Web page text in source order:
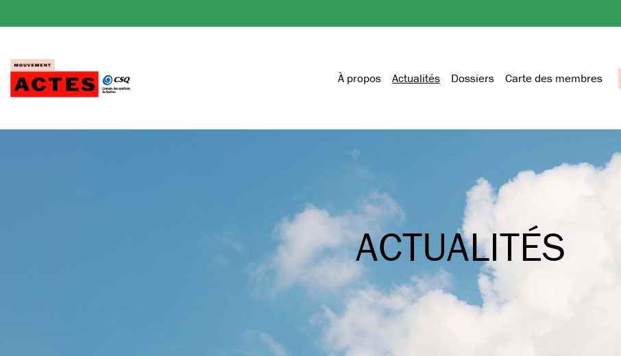
au
À propos Actualités Dossiers Carte des membres
ACTUALITÉS